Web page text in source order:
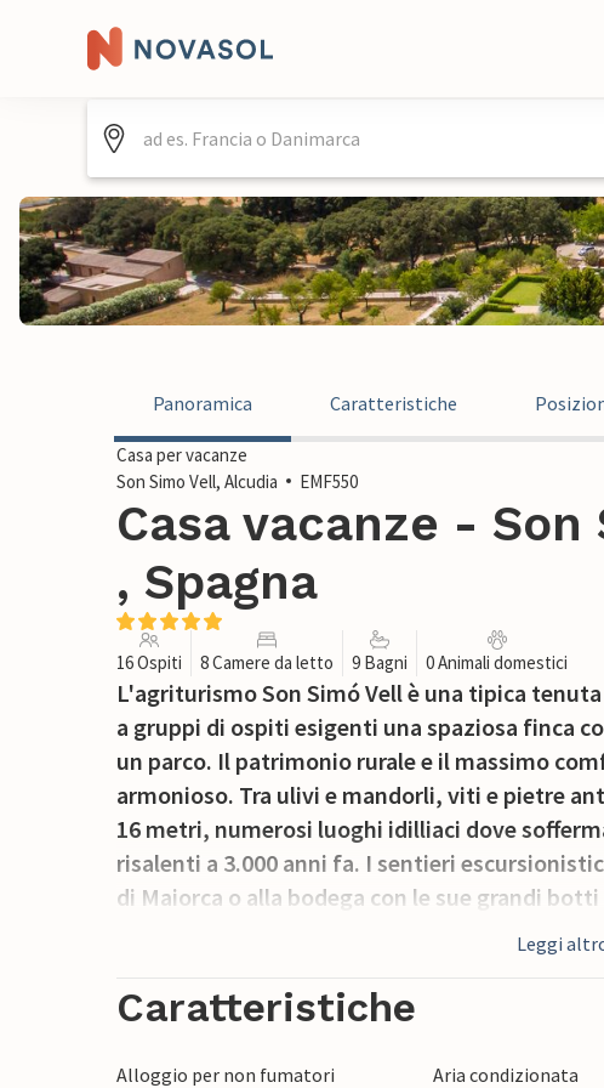
Panoramica Caratteristiche
Casa per vacanze
Son Simo Vell, Alcudia
EMF550
Casa vacanze -
, Spagna
16 Ospiti 8 Camere da letto 9 Bagni 0 Animali domestici
L'agriturismo Son Simó Vell è una tipica
a gruppi di ospiti esigenti una spaziosa finca
un parco. Il patrimonio rurale e il massimo
armonioso. Tra ulivi e mandorli, viti e pietre
16 metri, numerosi luoghi idilliaci dove
risalenti a 3.000 anni fa. I sentieri
di Maiorca o alla bodega con le sue grandi
casa principale. Come accompagnamento
Merlot, un Cabernet Sauvignon o un Syrah
anche gli intenditori di vino.
Salite i numerosi gradini e guardate attraverso
Leggi
Caratteristiche
Alloggio per non fumatori Aria condizionata